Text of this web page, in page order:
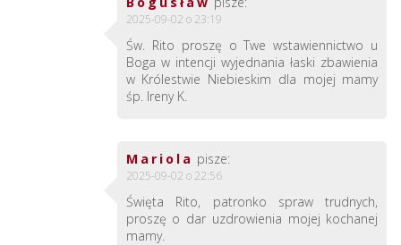
2025-09-02 o 23:19
Św. Rito proszę o Twe wstawiennictwo u
Boga w intencji wyjednania łaski zbawienia
w Królestwie Niebieskim dla mojej mamy
śp. Ireny K.
Mariola pisze:
2025-09-02 o 22:56
Święta Rito, patronko spraw trudnych,
proszę o dar uzdrowienia mojej kochanej
mamy.